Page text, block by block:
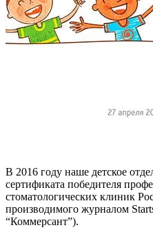
В 2016 году наше детское
сертификата победителя
стоматологических клиник
производимого журналом
“Коммерсант”).